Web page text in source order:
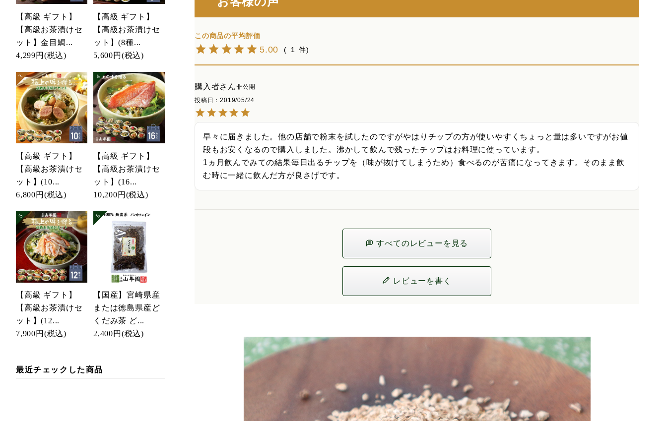
【高級 ギフト】
【高級お茶漬けセ
ット】金目鯛...
4,299円 (税込)
【高級 ギフト】
【高級お茶漬けセ
ット】(8種...
5,600円 (税込)
【高級 ギフト】
【高級お茶漬けセ
ット】(10...
6,800円 (税込)
【高級 ギフト】
【高級お茶漬けセ
ット】(16...
10,200円 (税込)
【高級 ギフト】
【高級お茶漬けセ
ット】(12...
7,900円 (税込)
【国産】宮崎県産
または徳島県産ど
くだみ茶 ど...
2,400円 (税込)
最近チェックした商品
5.00 1
購入者
非公開
投稿日
2019/05/24
早々に届きました。他の店舗で粉末を試したのですがやはりチップの方が使いやすくちょっと量は多いですがお値
段もお安くなるので購入しました。沸かして飲んで残ったチップはお料理に使っています。
1ヵ月飲んでみての結果毎日出るチップを（味が抜けてしまうため）食べるのが苦痛になってきます。そのまま飲
む時に一緒に飲んだ方が良さげです。
すべてのレビューを見る
レビューを書く